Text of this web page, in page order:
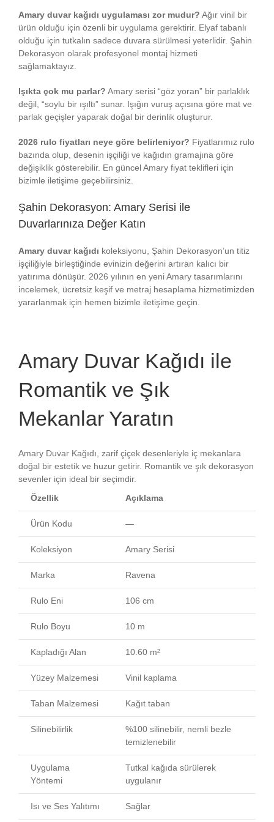
Amary duvar kağıdı uygulaması zor mudur? Ağır vinil bir
ürün olduğu için özenli bir uygulama gerektirir. Elyaf tabanlı
olduğu için tutkalın sadece duvara sürülmesi yeterlidir. Şahin
Dekorasyon olarak profesyonel montaj hizmeti
sağlamaktayız.
Işıkta çok mu parlar? Amary serisi “göz yoran” bir parlaklık
değil, “soylu bir ışıltı” sunar. Işığın vuruş açısına göre mat ve
parlak geçişler yaparak doğal bir derinlik oluşturur.
2026 rulo fiyatları neye göre belirleniyor? Fiyatlarımız rulo
bazında olup, desenin işçiliği ve kağıdın gramajına göre
değişiklik gösterebilir. En güncel Amary fiyat teklifleri için
bizimle iletişime geçebilirsiniz.
Şahin Dekorasyon: Amary Serisi ile
Duvarlarınıza Değer Katın
Amary duvar kağıdı koleksiyonu, Şahin Dekorasyon’un titiz
işçiliğiyle birleştiğinde evinizin değerini artıran kalıcı bir
yatırıma dönüşür. 2026 yılının en yeni Amary tasarımlarını
incelemek, ücretsiz keşif ve metraj hesaplama hizmetimizden
yararlanmak için hemen bizimle iletişime geçin.
Amary Duvar Kağıdı ile
Romantik ve Şık
Mekanlar Yaratın
Amary Duvar Kağıdı, zarif çiçek desenleriyle iç mekanlara
doğal bir estetik ve huzur getirir. Romantik ve şık dekorasyon
sevenler için ideal bir seçimdir.
Özellik
Açıklama
Ürün Kodu —
Koleksiyon Amary Serisi
Marka Ravena
Rulo Eni 106 cm
Rulo Boyu 10 m
Kapladığı Alan 10.60 m²
Yüzey Malzemesi Vinil kaplama
Taban Malzemesi Kağıt taban
Silinebilirlik
%100 silinebilir, nemli bezle
temizlenebilir
Uygulama
Yöntemi
Tutkal kağıda sürülerek
uygulanır
Isı ve Ses Yalıtımı Sağlar